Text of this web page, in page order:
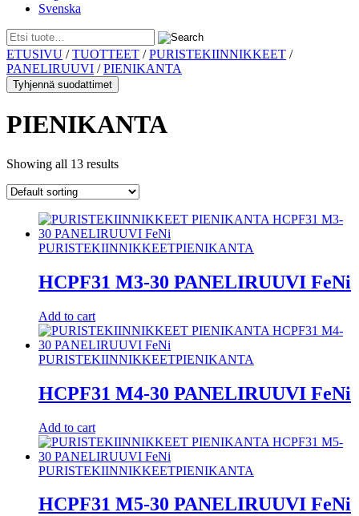
Svenska
Skip
to
content
ETUSIVU /TUOTTEET /PURISTEKIINNIKKEET /
PANELIRUUVI /PIENIKANTA
Tyhjennä suodattimet
PIENIKANTA
Showing all 13 results
PURISTEKIINNIKKEETPIENIKANTA
HCPF31 M3-30 PANELIRUUVI FeNi
Add to cart
PURISTEKIINNIKKEETPIENIKANTA
HCPF31 M4-30 PANELIRUUVI FeNi
Add to cart
PURISTEKIINNIKKEETPIENIKANTA
HCPF31 M5-30 PANELIRUUVI FeNi